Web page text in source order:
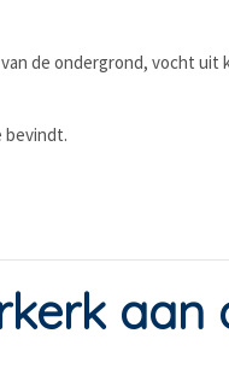
de ondergrond, vocht
bevindt.
aan